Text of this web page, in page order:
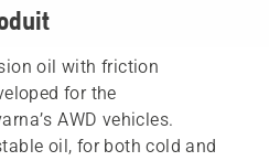
oil with friction
for the
AWD vehicles.
oil, for both cold and